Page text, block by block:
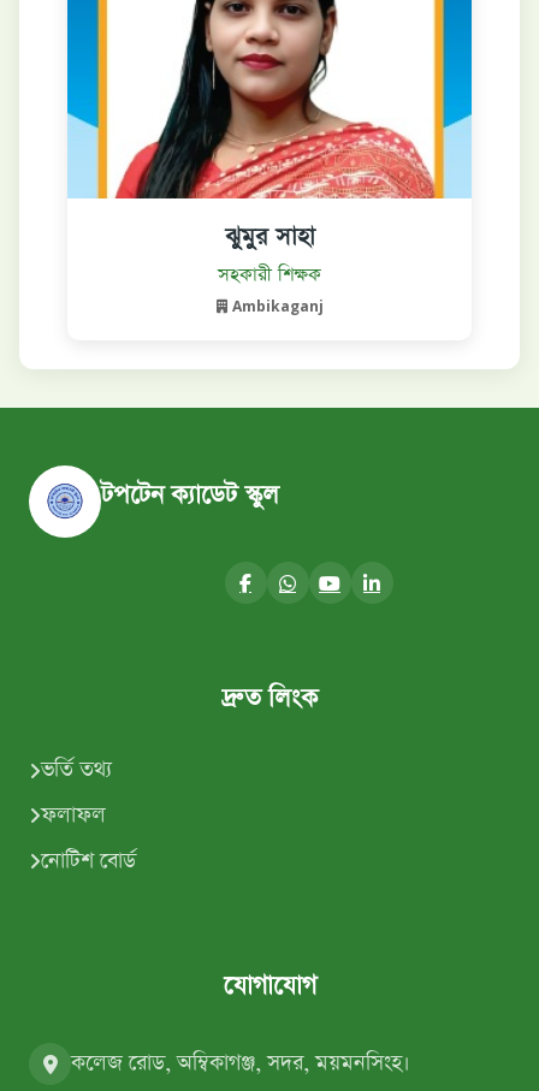
বিস্তারিত দেখুন
ঝুমুর সাহা
সহকারী শিক্ষক
Ambikaganj
টপটেন ক্যাডেট স্কুল
দ্রুত লিংক
ভর্তি তথ্য
ফলাফল
নোটিশ বোর্ড
যোগাযোগ
কলেজ রোড, অম্বিকাগঞ্জ, সদর, ময়মনসিংহ।